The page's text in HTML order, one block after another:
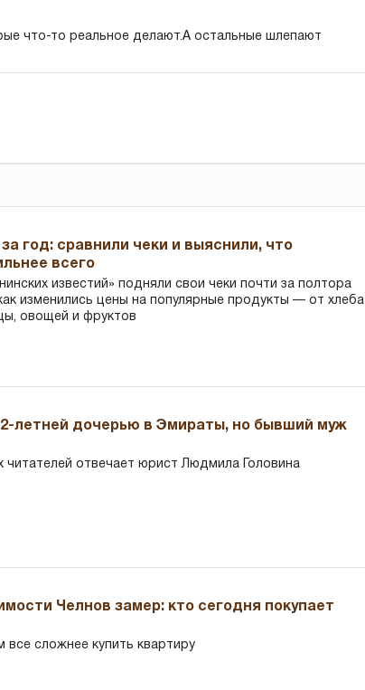
что-то реальное делают.А остальные шлепают
год: сравнили чеки и выяснили, что
всего
известий» подняли свои чеки почти за полтора
изменились цены на популярные продукты — от хлеба
овощей и фруктов
летней дочерью в Эмираты, но бывший муж
читателей отвечает юрист Людмила Головина
Челнов замер: кто сегодня покупает
все сложнее купить квартиру